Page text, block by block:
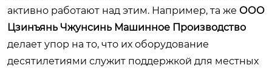
активно работают над этим. Например, та же ООО
Цзинъянь Чжунсинь Машинное Производство
делает упор на то, что их оборудование
десятилетиями служит поддержкой для местных